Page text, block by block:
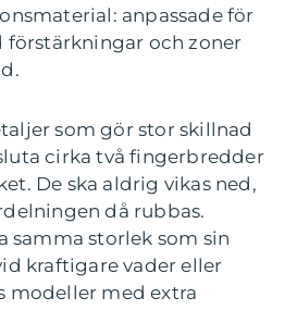
anpassade för
förstärkningar och zoner
som gör stor skillnad
cirka två fingerbredder
De ska aldrig vikas ned,
då rubbas.
samma storlek som sin
kraftigare vader eller
modeller med extra